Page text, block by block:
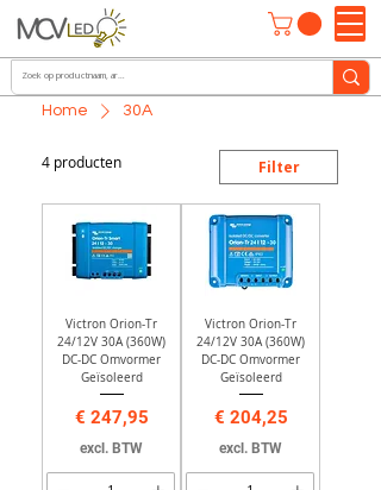
Home 30A
4 producten Filter
Victron Orion-Tr
24/12V 30A (360W)
DC-DC Omvormer
Geïsoleerd
Prijs
€ 247,95
excl. BTW
Victron Orion-Tr
24/12V 30A (360W)
DC-DC Omvormer
Geïsoleerd
Prijs
€ 204,25
excl. BTW